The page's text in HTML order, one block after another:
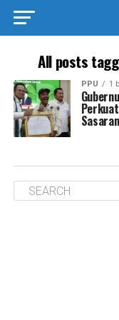
All posts
PPU 1
Sasaran